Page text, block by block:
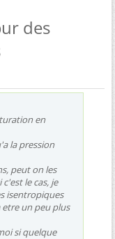
des
en
la pression
peut on les
le cas, je
isentropiques
etre un peu plus
si quelque